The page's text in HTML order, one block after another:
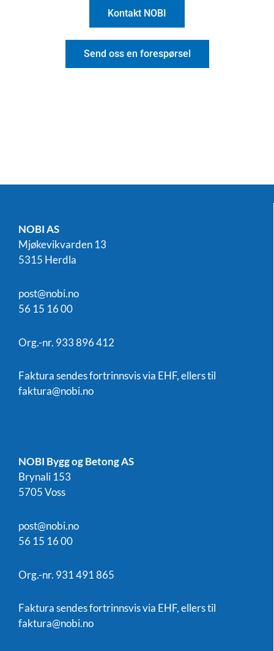
Kontakt NOBI
Send oss en forespørsel
NOBI AS
Mjøkevikvarden 13
5315 Herdla
post@nobi.no
56 15 16 00
Org.-nr. 933 896 412
Faktura sendes fortrinnsvis via EHF, ellers til
faktura@nobi.no
NOBI Bygg og Betong AS
Brynali 153
5705 Voss
post@nobi.no
56 15 16 00
Org.-nr. 931 491 865
Faktura sendes fortrinnsvis via EHF, ellers til
faktura@nobi.no